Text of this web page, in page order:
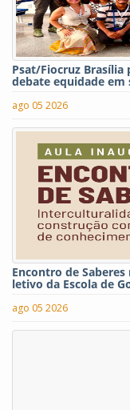
Psat/Fiocruz Brasília
debate equidade
ago 05 2026
Encontro de
letivo da Escola de
ago 05 2026